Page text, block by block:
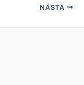
NÄSTA